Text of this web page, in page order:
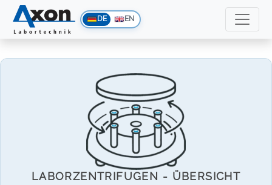
DE EN
LABORZENTRIFUGEN - ÜBERSICHT